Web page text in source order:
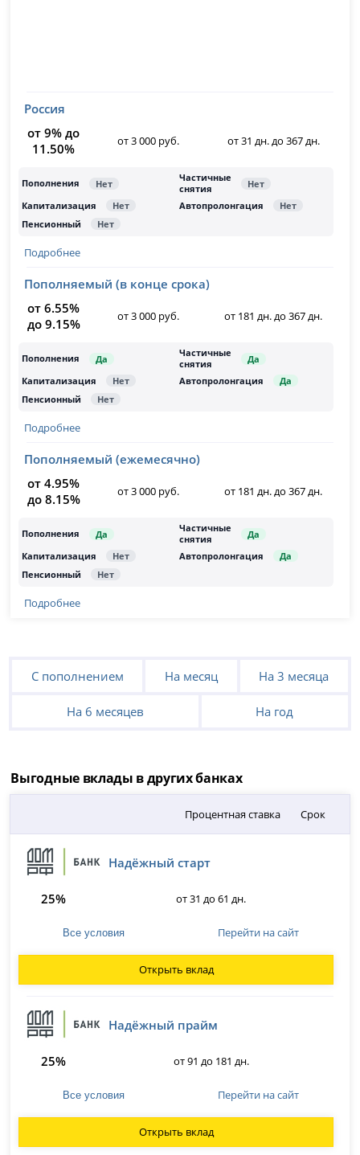
Россия
от 9% до
11.50%
от 3 000 руб. от 31 дн. до 367 дн.
Подробнее
Пополняемый (в конце срока)
от 6.55%
до 9.15%
от 3 000 руб. от 181 дн. до 367 дн.
Подробнее
Пополняемый (ежемесячно)
от 4.95%
до 8.15%
от 3 000 руб. от 181 дн. до 367 дн.
Подробнее
С пополнением На месяц На 3 месяца
На 6 месяцев На год
Выгодные вклады в других банках
Процентная ставка Срок
Надёжный старт
25% от 31 до 61 дн.
Все условия Перейти на сайт
Открыть вклад
Надёжный прайм
25% от 91 до 181 дн.
Все условия Перейти на сайт
Открыть вклад